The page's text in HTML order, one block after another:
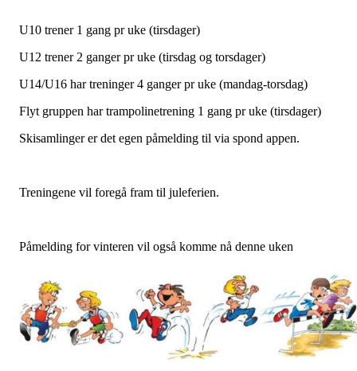
U10 trener 1 gang pr uke (tirsdager)
U12 trener 2 ganger pr uke (tirsdag og torsdager)
U14/U16 har treninger 4 ganger pr uke (mandag-torsdag)
Flyt gruppen har trampolinetrening 1 gang pr uke (tirsdager)
Skisamlinger er det egen påmelding til via spond appen.
Treningene vil foregå fram til juleferien.
Påmelding for vinteren vil også komme nå denne uken